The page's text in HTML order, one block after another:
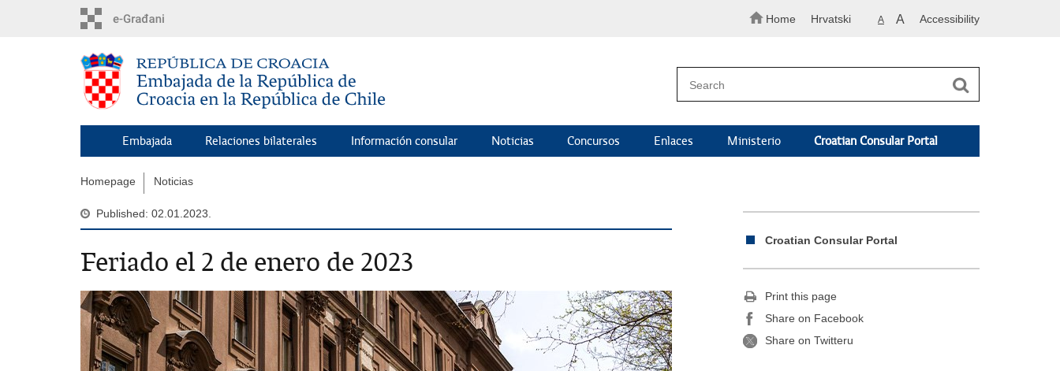
Home Hrvatski A A Accessibility
Embajada Relaciones bilaterales Información consular Noticias Concursos Enlaces Ministerio Croatian Consular Portal
Homepage Noticias
Published: 02.01.2023.
Feriado el 2 de enero de 2023
Croatian Consular Portal
Print this page
Share on Facebook
Share on Twitteru